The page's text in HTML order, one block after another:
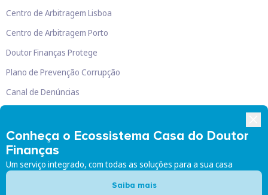
Conheça o Ecossistema Casa do Doutor
Finanças
Um serviço integrado, com todas as soluções para a sua casa
Saiba mais
Centro de Arbitragem Lisboa
Centro de Arbitragem Porto
Doutor Finanças Protege
Plano de Prevenção Corrupção
Canal de Denúncias
Doutor Finanças, Lda